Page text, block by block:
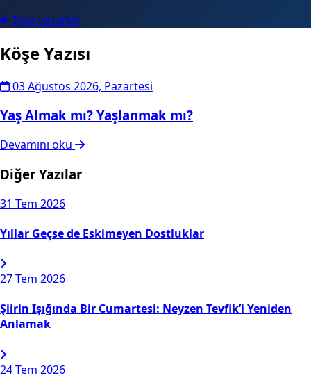
Tüm yazarlar
Köşe Yazısı
03 Ağustos 2026, Pazartesi
Yaş Almak mı? Yaşlanmak mı?
Devamını oku
Diğer Yazılar
31 Tem 2026
Yıllar Geçse de Eskimeyen Dostluklar
27Tem 2026
Şiirin Işığında Bir Cumartesi: Neyzen Tevfik’i Yeniden
Anlamak
24Tem 2026